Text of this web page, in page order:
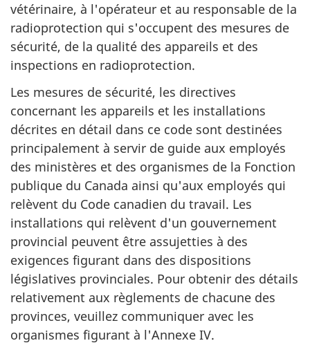
vétérinaire, à l'opérateur et au responsable de la
radioprotection qui s'occupent des mesures de
sécurité, de la qualité des appareils et des
inspections en radioprotection.
Les mesures de sécurité, les directives
concernant les appareils et les installations
décrites en détail dans ce code sont destinées
principalement à servir de guide aux employés
des ministères et des organismes de la Fonction
publique du Canada ainsi qu'aux employés qui
relèvent du Code canadien du travail. Les
installations qui relèvent d'un gouvernement
provincial peuvent être assujetties à des
exigences figurant dans des dispositions
législatives provinciales. Pour obtenir des détails
relativement aux règlements de chacune des
provinces, veuillez communiquer avec les
organismes figurant à l'Annexe IV.